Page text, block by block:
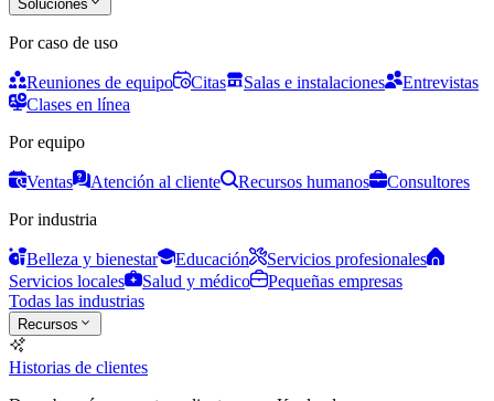
Soluciones
Por caso de uso
Reuniones de equipo Citas Salas e instalaciones
Entrevistas
Clases en línea
Por equipo
Ventas Atención al cliente Recursos humanos
Consultores
Por industria
Belleza y bienestar Educación
Servicios profesionales
Servicios locales
Salud y médico
Pequeñas empresas
Todas las industrias
Recursos
Historias de clientes